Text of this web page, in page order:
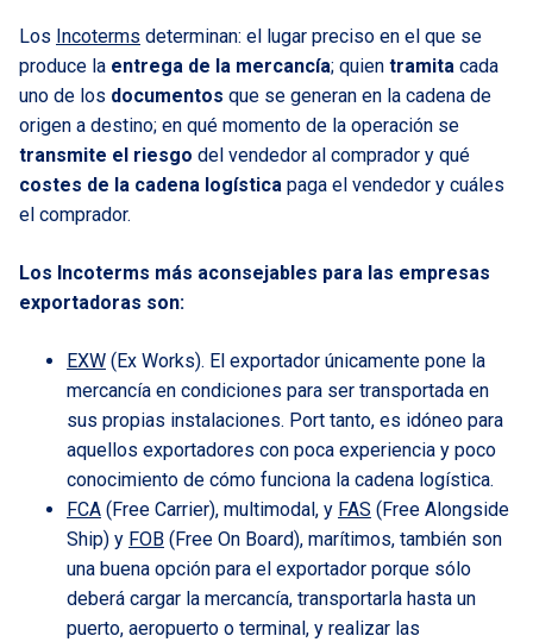
Los Incoterms determinan: el lugar preciso en el que se
produce la entrega de la mercancía; quien tramita cada
uno de los documentos que se generan en la cadena de
origen a destino; en qué momento de la operación se
transmite el riesgo del vendedor al comprador y qué
costes de la cadena logística paga el vendedor y cuáles
el comprador.
Los Incoterms más aconsejables para las empresas
exportadoras son:
EXW (Ex Works). El exportador únicamente pone la
mercancía en condiciones para ser transportada en
sus propias instalaciones. Port tanto, es idóneo para
aquellos exportadores con poca experiencia y poco
conocimiento de cómo funciona la cadena logística.
FCA (Free Carrier), multimodal, y FAS (Free Alongside
Ship) y FOB (Free On Board), marítimos, también son
una buena opción para el exportador porque sólo
deberá cargar la mercancía, transportarla hasta un
puerto, aeropuerto o terminal, y realizar las